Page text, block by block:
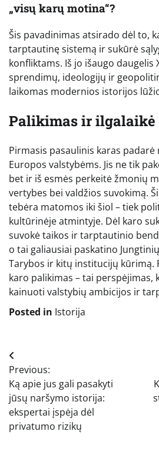
„visų karų motina“?
Šis pavadinimas atsirado dėl to,
tarptautinę sistemą ir sukūrė
konfliktams. Iš jo išaugo daugelis
sprendimų, ideologijų ir
laikomas modernios istorijos
Palikimas ir ilgalaikė
Pirmasis pasaulinis karas padarė
Europos valstybėms. Jis ne tik
bet ir iš esmės perkeitė žmonių
vertybes bei valdžios suvokimą.
tebėra matomos iki šiol – tiek
kultūrinėje atmintyje. Dėl karo
suvokė taikos ir tarptautinio
o tai galiausiai paskatino
Tarybos ir kitų institucijų kūrimą.
karo palikimas – tai perspėjimas,
kainuoti valstybių ambicijos ir
Posted in Istorija
Navigacija
tarp
įrašų
Previous:
Ką apie jus gali pasakyti
jūsų naršymo istorija:
ekspertai įspėja dėl
privatumo rizikų